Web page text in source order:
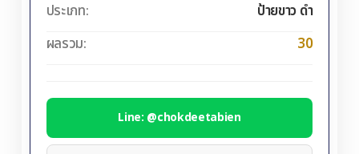
ประเภท:
ป้ายขาว ดำ
ผลรวม:
30
Line: @chokdeetabien